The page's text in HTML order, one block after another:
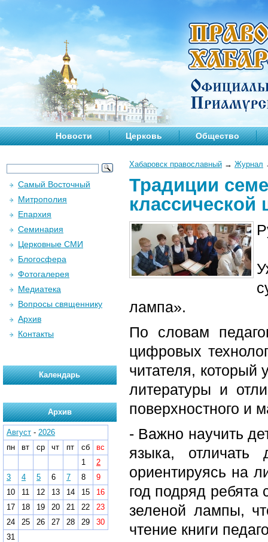
Новости Церковь Общество
Хабаровск православный → Журнал
Традиции
классической
лампа».
По словам
цифровых
читателя, который
литературы и
поверхностного и
- Важно научить
языка, отличать
ориентируясь на
год подряд ребята
зеленой лампы,
чтение книги
Самый Восточный
Митрополия
Епархия
Семинария
Церковные СМИ
Блогосфера
Фотогалерея
Медиатека
Вопросы священнику
Архив
Контакты
Календарь
Архив
Август - 2026
пн
вт ср чт пт сб
вс
1
2
3
4 5 6 7 8
9
10
11 12 13 14 15
16
17
18 19 20 21 22
23
24
25 26 27 28 29
30
31